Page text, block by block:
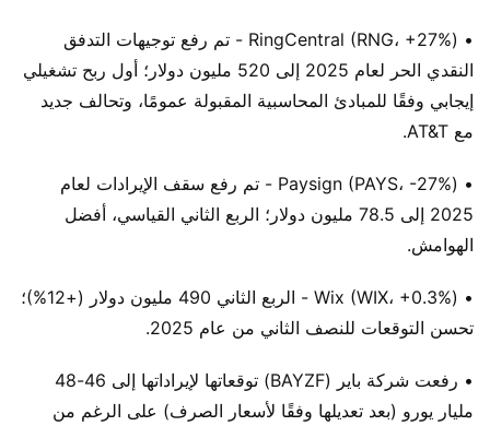
• RingCentral (RNG، +27%) - تم رفع توجيهات التدفق
النقدي الحر لعام 2025 إلى 520 مليون دولار؛ أول ربح تشغيلي
إيجابي وفقًا للمبادئ المحاسبية المقبولة عمومًا، وتحالف جديد
مع AT&T.
• Paysign (PAYS، -27%) - تم رفع سقف الإيرادات لعام
2025 إلى 78.5 مليون دولار؛ الربع الثاني القياسي، أفضل
الهوامش.
• Wix (WIX، +0.3%) - الربع الثاني 490 مليون دولار (+12%)؛
تحسن التوقعات للنصف الثاني من عام 2025.
• رفعت شركة باير (BAYZF) توقعاتها لإيراداتها إلى 46-48
مليار يورو (بعد تعديلها وفقًا لأسعار الصرف) على الرغم من